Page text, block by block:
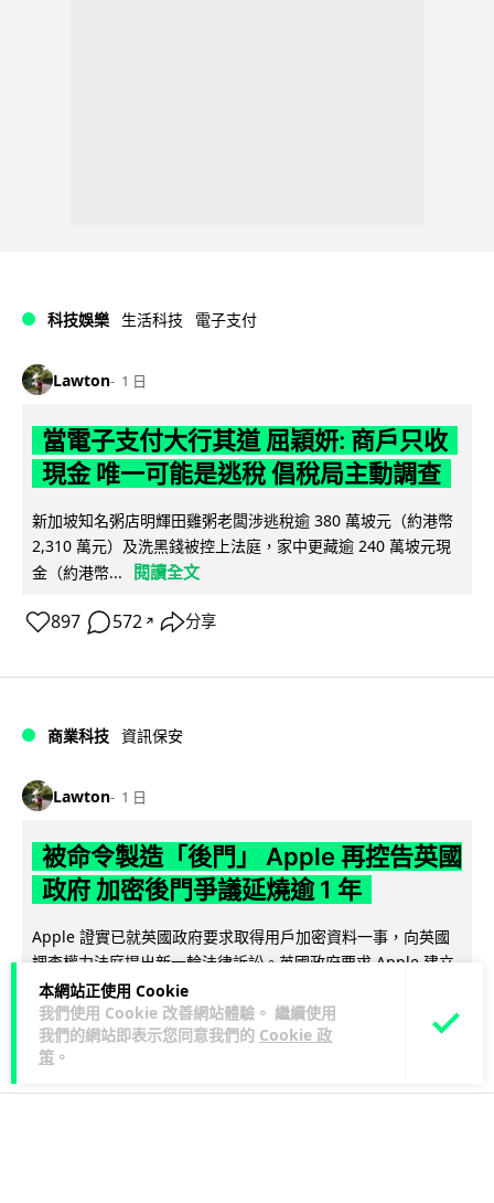
本網站正使用 Cookie
我們使用 Cookie 改善網站體驗。 繼續使用
我們的網站即表示您同意我們的 Cookie 政
策 。
科技娛樂 生活科技 電子支付
Lawton 1 日
當電子支付大行其道 屈穎妍: 商戶只收
現金 唯一可能是逃稅 倡稅局主動調查
新加坡知名粥店明輝田雞粥老闆涉逃稅逾 380 萬坡元（約港幣
2,310 萬元）及洗黑錢被控上法庭，家中更藏逾 240 萬坡元現
金（約港幣...
閱讀全文
897 572 ↗ 分享
商業科技 資訊保安
Lawton 1 日
被命令製造「後門」 Apple 再控告英國
政府 加密後門爭議延燒逾 1 年
Apple 證實已就英國政府要求取得用戶加密資料一事，向英國
調查權力法庭提出新一輪法律訴訟。英國政府要求 Apple 建立
「後門」以存取全球...
306 40 ↗ 分享